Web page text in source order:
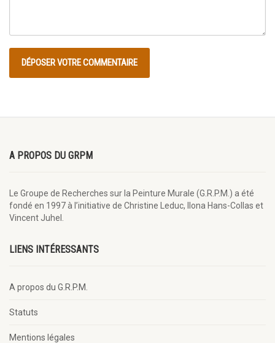
A PROPOS DU GRPM
Le Groupe de Recherches sur la Peinture Murale (G.R.P.M.) a été
fondé en 1997 à l’initiative de Christine Leduc, Ilona Hans-Collas et
Vincent Juhel.
LIENS INTÉRESSANTS
A propos du G.R.P.M.
Statuts
Mentions légales